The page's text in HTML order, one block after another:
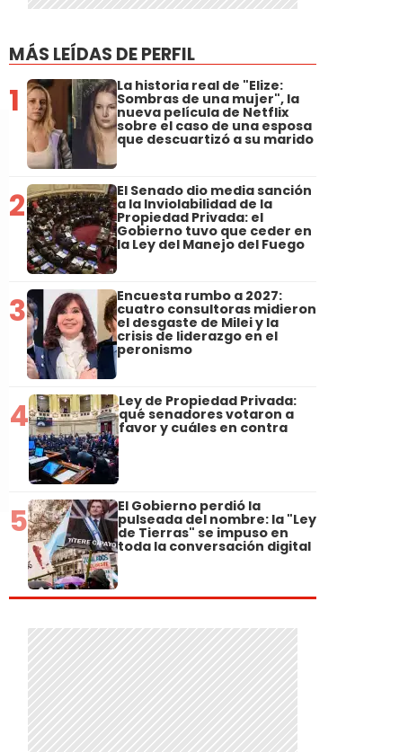
MÁS LEÍDAS DE PERFIL
1 La historia real de "Elize:
Sombras de una mujer", la
nueva película de Netflix
sobre el caso de una esposa
que descuartizó a su marido
2 El Senado dio media sanción
a la Inviolabilidad de la
Propiedad Privada: el
Gobierno tuvo que ceder en
la Ley del Manejo del Fuego
3 Encuesta rumbo a 2027:
cuatro consultoras midieron
el desgaste de Milei y la
crisis de liderazgo en el
peronismo
4 Ley de Propiedad Privada:
qué senadores votaron a
favor y cuáles en contra
5 El Gobierno perdió la
pulseada del nombre: la "Ley
de Tierras" se impuso en
toda la conversación digital